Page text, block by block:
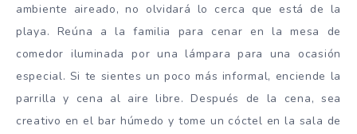
ambiente aireado, no olvidará lo cerca que está de la
playa. Reúna a la familia para cenar en la mesa de
comedor iluminada por una lámpara para una ocasión
especial. Si te sientes un poco más informal, enciende la
parrilla y cena al aire libre. Después de la cena, sea
creativo en el bar húmedo y tome un cóctel en la sala de